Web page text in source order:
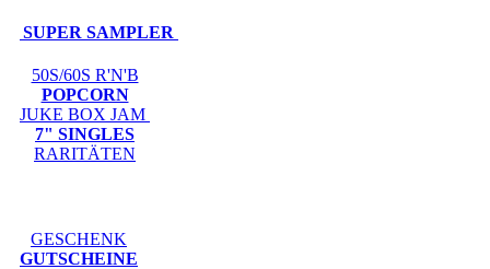
SUPER SAMPLER
50S/60S R'N'B
POPCORN
JUKE BOX JAM
7" SINGLES
RARITÄTEN
GESCHENK
GUTSCHEINE